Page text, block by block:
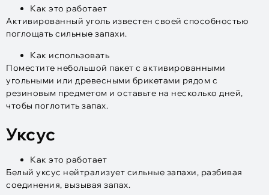
Как это работает
Активированный уголь известен своей способностью
поглощать сильные запахи.
Как использовать
Поместите небольшой пакет с активированными
угольными или древесными брикетами рядом с
резиновым предметом и оставьте на несколько дней,
чтобы поглотить запах.
Уксус
Как это работает
Белый уксус нейтрализует сильные запахи, разбивая
соединения, вызывая запах.